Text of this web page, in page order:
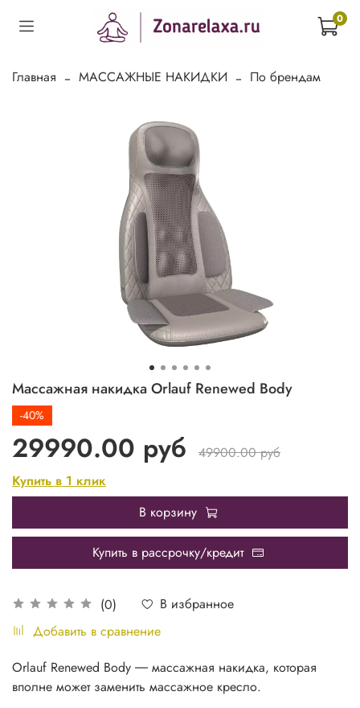
0
Главная МАССАЖНЫЕ НАКИДКИ По брендам
Массажная накидка Orlauf Renewed Body
(0)
В избранное
Добавить в сравнение
-40%
29990.00 руб
49900.00 руб
Купить в 1 клик
В корзину
Купить в рассрочку/кредит
Orlauf Renewed Body ― массажная накидка, которая
вполне может заменить массажное кресло.